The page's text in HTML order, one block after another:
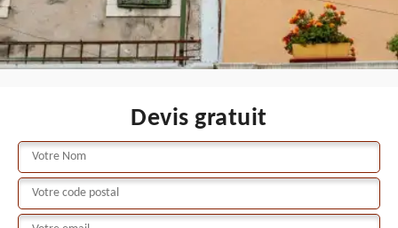
Devis gratuit